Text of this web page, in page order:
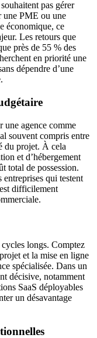
pas gérer
une PME ou une
économique, ce
Les retours que
près de 55 % des
en priorité une
dépendre d’une
une agence comme
souvent compris entre
du projet. À cela
et d’hébergement
total de possession.
entreprises qui testent
difficilement
longs. Comptez
et la mise en ligne
spécialisée. Dans un
décisive, notamment
SaaS déployables
un désavantage